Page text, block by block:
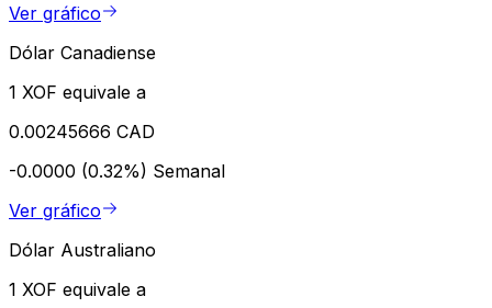
Ver gráfico
Dólar Canadiense
1 XOF equivale a
0.00245666 CAD
-0.0000 (0.32%) Semanal
Ver gráfico
Dólar Australiano
1 XOF equivale a